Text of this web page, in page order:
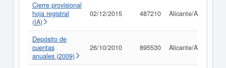
Cierre provisional
hoja registral
(IA)
02/12/2015 487210 Alicante/Alacant
Depósito de
cuentas
anuales (2009)
26/10/2010 895530 Alicante/Alacant